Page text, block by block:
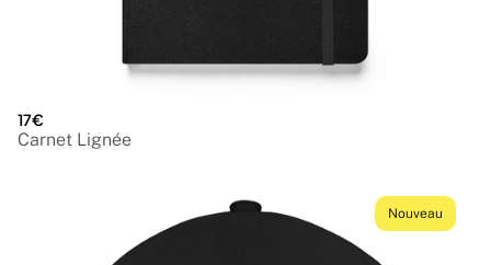
17€
Carnet Lignée
Nouveau